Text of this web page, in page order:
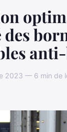
2023 — 6 min de